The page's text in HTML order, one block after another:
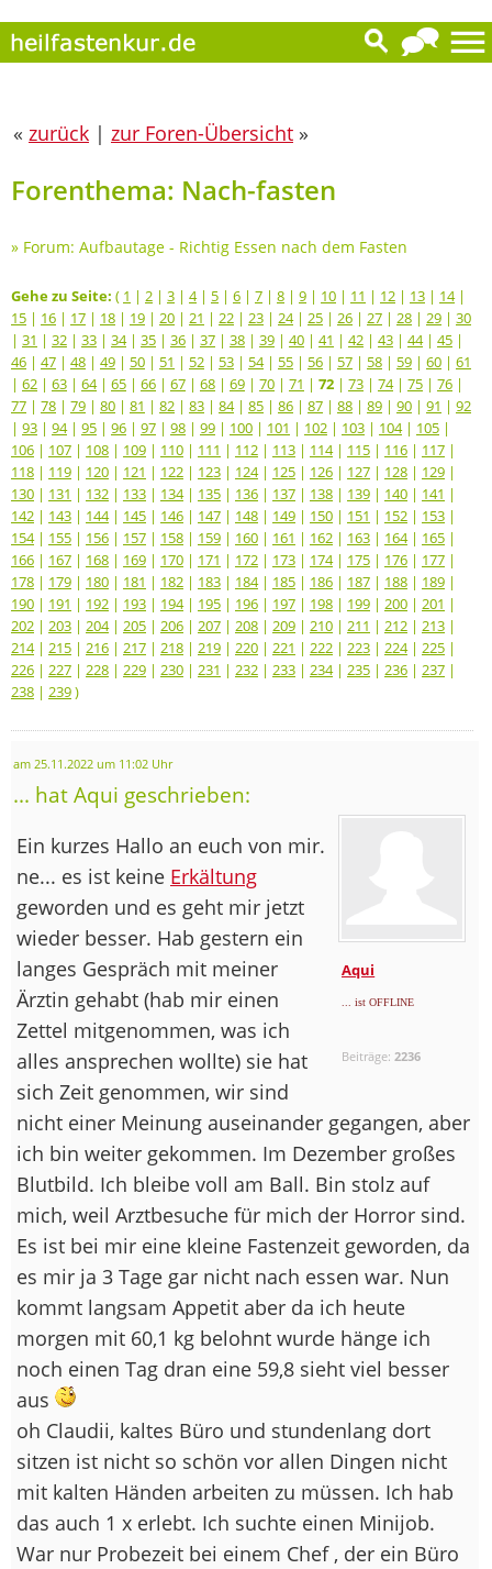
« zurück | zur Foren-Übersicht »
Forenthema: Nach-fasten
» Forum: Aufbautage - Richtig Essen nach dem Fasten
Gehe zu Seite: ( 1 | 2 | 3 | 4| 5 | 6 | 7 | 8 | 9 | 10 | 11 | 12 | 13 | 14|
15 | 16 | 17 | 18 | 19 | 20 | 21 | 22 | 23 | 24| 25 | 26 | 27 | 28 | 29 | 30
| 31 | 32 | 33 | 34| 35 | 36 | 37 | 38 | 39 | 40 | 41 | 42 | 43 | 44| 45 |
46 | 47 | 48 | 49 | 50 | 51 | 52 | 53 | 54| 55 | 56 | 57 | 58 | 59 | 60 | 61
| 62 | 63 | 64| 65 | 66 | 67 | 68 | 69 | 70 | 71 | 72 | 73 | 74| 75 | 76 |
77 | 78 | 79 | 80 | 81 | 82 | 83 | 84| 85 | 86 | 87 | 88 | 89 | 90 | 91 | 92
| 93 | 94| 95 | 96 | 97 | 98 | 99 | 100 | 101 | 102 | 103 | 104| 105 |
106 | 107 | 108 | 109 | 110 | 111 | 112 | 113 | 114| 115 | 116 | 117 |
118 | 119 | 120 | 121 | 122 | 123 | 124| 125 | 126 | 127 | 128 | 129 |
130 | 131 | 132 | 133 | 134| 135 | 136 | 137 | 138 | 139 | 140 | 141 |
142 | 143 | 144| 145 | 146 | 147 | 148 | 149 | 150 | 151 | 152 | 153 |
154| 155 | 156 | 157 | 158 | 159 | 160 | 161 | 162 | 163 | 164| 165 |
166 | 167 | 168 | 169 | 170 | 171 | 172 | 173 | 174| 175 | 176 | 177 |
178 | 179 | 180 | 181 | 182 | 183 | 184| 185 | 186 | 187 | 188 | 189 |
190 | 191 | 192 | 193 | 194| 195 | 196 | 197 | 198 | 199 | 200 | 201 |
202 | 203 | 204| 205 | 206 | 207 | 208 | 209 | 210 | 211 | 212 | 213 |
214| 215 | 216 | 217 | 218 | 219 | 220 | 221 | 222 | 223 | 224| 225 |
226 | 227 | 228 | 229 | 230 | 231 | 232 | 233 | 234| 235 | 236 | 237 |
238 | 239)
am 25.11.2022 um 11:02 Uhr
... hat Aqui geschrieben:
Aqui
... ist OFFLINE
Beiträge: 2236
Ein kurzes Hallo an euch von mir.
ne... es ist keine Erkältung
geworden und es geht mir jetzt
wieder besser. Hab gestern ein
langes Gespräch mit meiner
Ärztin gehabt (hab mir einen
Zettel mitgenommen, was ich
alles ansprechen wollte) sie hat
sich Zeit genommen, wir sind
nicht einer Meinung auseinander gegangen, aber
ich bin weiter gekommen. Im Dezember großes
Blutbild. Ich bleibe voll am Ball. Bin stolz auf
mich, weil Arztbesuche für mich der Horror sind.
Es ist bei mir eine kleine Fastenzeit geworden, da
es mir ja 3 Tage gar nicht nach essen war. Nun
kommt langsam Appetit aber da ich heute
morgen mit 60,1 kg belohnt wurde hänge ich
noch einen Tag dran eine 59,8 sieht viel besser
aus
oh Claudii, kaltes Büro und stundenlang dort
sitzen ist nicht so schön vor allen Dingen nicht
mit kalten Händen arbeiten zu müssen. Ich hab
das auch 1 x erlebt. Ich suchte einen Minijob.
War nur Probezeit bei einem Chef , der ein Büro